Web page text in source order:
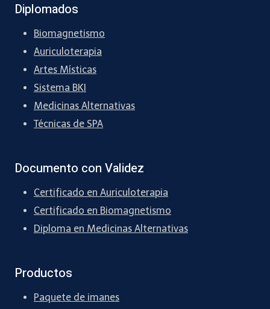
Diplomados
Biomagnetismo
Auriculoterapia
Artes Místicas
Sistema BKI
Medicinas Alternativas
Técnicas de SPA
Documento con Validez
Certificado en Auriculoterapia
Certificado en Biomagnetismo
Diploma en Medicinas Alternativas
Productos
Paquete de imanes